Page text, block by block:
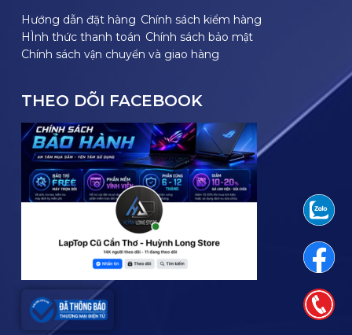
Hướng dẫn đặt hàng Chính sách kiểm hàng
HÌnh thức thanh toán Chính sách bảo mật
Chính sách vận chuyển và giao hàng
THEO DÕI FACEBOOK